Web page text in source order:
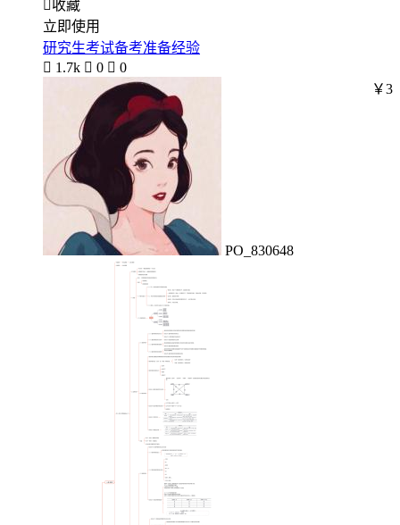
收藏
立即使用
研究生考试备考准备经验
 1.7k  0  0
PO_830648
￥3